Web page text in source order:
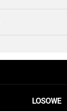
LOSOWE